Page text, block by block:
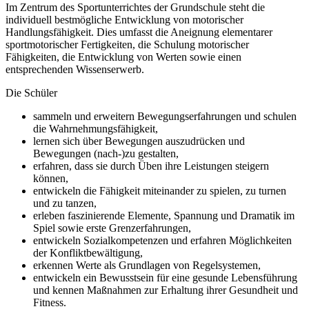
Im Zentrum des Sportunterrichtes der Grundschule steht die
individuell bestmögliche Entwicklung von motorischer
Handlungsfähigkeit. Dies umfasst die Aneignung elementarer
sportmotorischer Fertigkeiten, die Schulung motorischer
Fähigkeiten, die Entwicklung von Werten sowie einen
entsprechenden Wissenserwerb.
Die Schüler
sammeln und erweitern Bewegungserfahrungen und schulen
die Wahrnehmungsfähigkeit,
lernen sich über Bewegungen auszudrücken und
Bewegungen (nach-)zu gestalten,
erfahren, dass sie durch Üben ihre Leistungen steigern
können,
entwickeln die Fähigkeit miteinander zu spielen, zu turnen
und zu tanzen,
erleben faszinierende Elemente, Spannung und Dramatik im
Spiel sowie erste Grenzerfahrungen,
entwickeln Sozialkompetenzen und erfahren Möglichkeiten
der Konfliktbewältigung,
erkennen Werte als Grundlagen von Regelsystemen,
entwickeln ein Bewusstsein für eine gesunde Lebensführung
und kennen Maßnahmen zur Erhaltung ihrer Gesundheit und
Fitness.